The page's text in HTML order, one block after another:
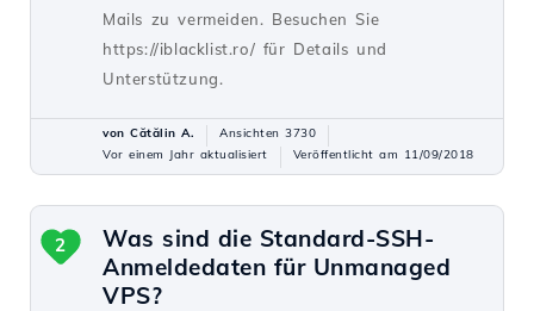
Mails zu vermeiden. Besuchen Sie
https://iblacklist.ro/ für Details und
Unterstützung.
von Cătălin A.
Ansichten 3730
Vor einem Jahr aktualisiert
Veröffentlicht am 11/09/2018
Was sind die Standard-SSH-
Anmeldedaten für Unmanaged
VPS?
2